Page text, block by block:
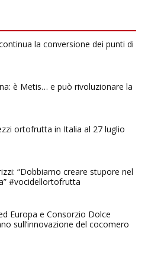
la conversione dei punti di
è Metis… e può rivoluzionare la
ortofrutta in Italia al 27 luglio
“Dobbiamo creare stupore nel
#vocidellortofrutta
Europa e Consorzio Dolce
sull’innovazione del cocomero